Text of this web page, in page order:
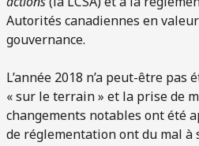
Autorités canadiennes en
gouvernance.
L’année 2018 n’a peut-être
« sur le terrain » et la prise de
changements notables ont été
de réglementation ont du mal à